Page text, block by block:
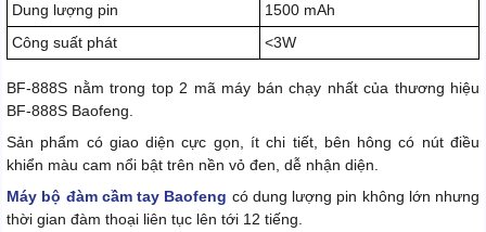
Dung lượng pin
1500 mAh
Công suất phát
<3W
BF-888S nằm trong top 2 mã máy bán chạy nhất của thương hiệu
BF-888S Baofeng.
Sản phẩm có giao diện cực gọn, ít chi tiết, bên hông có nút điều
khiển màu cam nổi bật trên nền vỏ đen, dễ nhận diện.
Máy bộ đàm cầm tay Baofeng có dung lượng pin không lớn nhưng
thời gian đàm thoại liên tục lên tới 12 tiếng.